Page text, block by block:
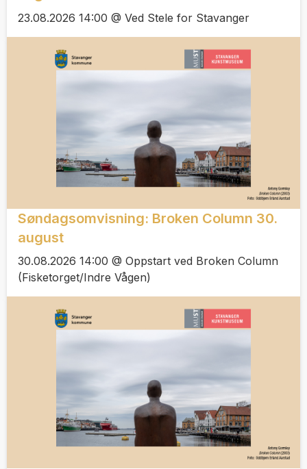
23.08.2026 14:00 @ Ved Stele for Stavanger
Søndagsomvisning: Broken Column 30.
august
30.08.2026 14:00 @ Oppstart ved Broken Column
(Fisketorget/Indre Vågen)